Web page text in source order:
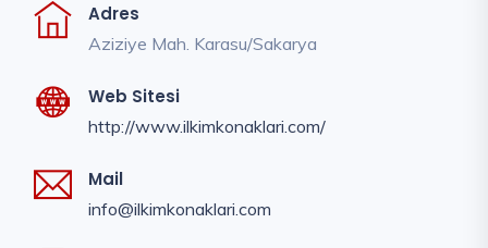
Adres
Aziziye Mah. Karasu/Sakarya
Web Sitesi
http://www.ilkimkonaklari.com/
Mail
info@ilkimkonaklari.com